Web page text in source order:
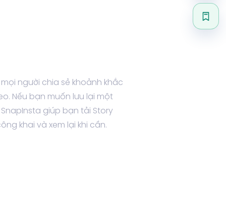
người chia sẻ khoảnh khắc
Nếu bạn muốn lưu lại một
giúp bạn tải Story
khai và xem lại khi cần.
Lưu